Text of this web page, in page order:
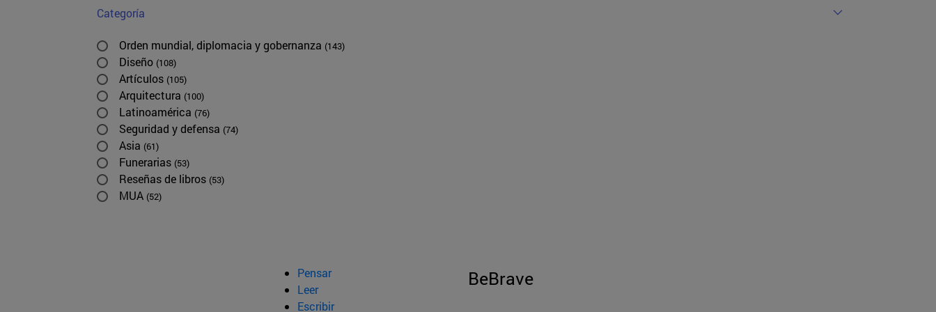
Categoría
Orden mundial, diplomacia y gobernanza (143)
Diseño (108)
Artículos (105)
Arquitectura (100)
Latinoamérica (76)
Seguridad y defensa (74)
Asia (61)
Funerarias (53)
Reseñas de libros (53)
MUA (52)
Pensar
Leer
Escribir
BeBrave